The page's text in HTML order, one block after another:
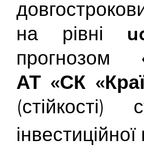
на рівні
прогнозом
АТ «СК
інвестиційної